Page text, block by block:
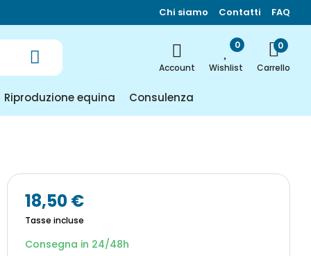
Chi siamo Contatti FAQ
Account Wishlist
0
0
Carrello
Riproduzione equina Consulenza
18,50 €
Tasse incluse
Consegna in 24/48h